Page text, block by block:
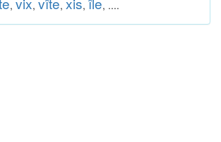
, , , , , ....